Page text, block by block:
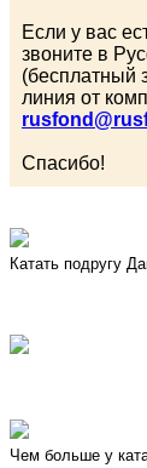
Если у вас
звоните в
(бесплатный
линия от
Спасибо!
Катать подругу
Чем больше у